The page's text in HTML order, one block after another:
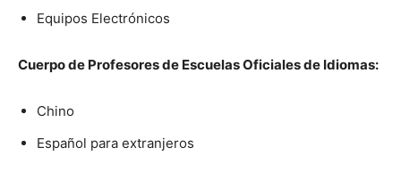
Equipos Electrónicos
Cuerpo de Profesores de Escuelas Oficiales de Idiomas:
Chino
Español para extranjeros